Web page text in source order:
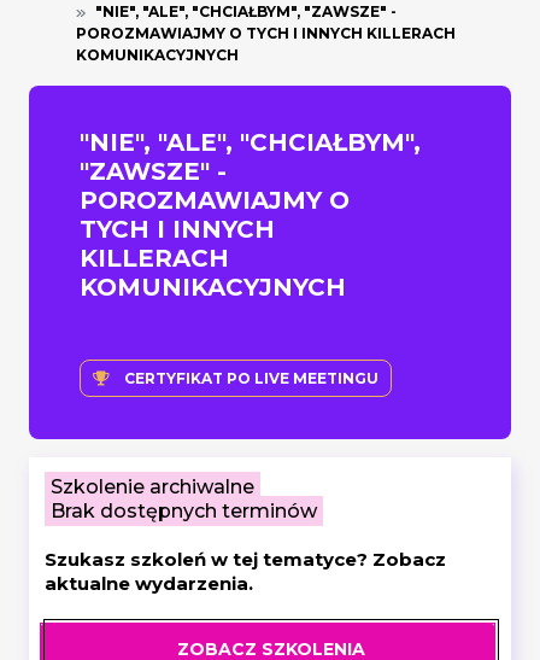
"NIE", "ALE", "CHCIAŁBYM", "ZAWSZE" -
POROZMAWIAJMY O TYCH I INNYCH KILLERACH
KOMUNIKACYJNYCH
"NIE", "ALE", "CHCIAŁBYM",
"ZAWSZE" -
POROZMAWIAJMY O
TYCH I INNYCH
KILLERACH
KOMUNIKACYJNYCH
CERTYFIKAT PO LIVE MEETINGU
Szkolenie archiwalne
Brak dostępnych terminów
Szukasz szkoleń w tej tematyce? Zobacz
aktualne wydarzenia.
ZOBACZ SZKOLENIA